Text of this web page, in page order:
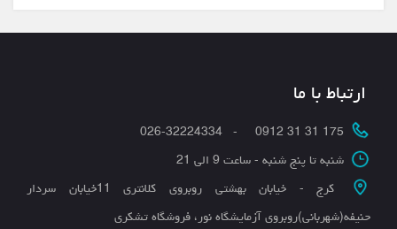
ارتباط با ما
175 31 31 0912 - 026-32224334
شنبه تا پنج شنبه - ساعت 9 الی 21
کرج - خیابان بهشتی روبروی کلانتری 11خیابان سردار
حنیفه(شهربانی)روبروی آزمایشگاه نور، فروشگاه تشکری